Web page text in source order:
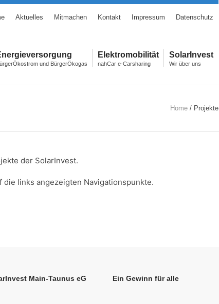
Aktuelles Mitmachen Kontakt Impressum Datenschutz
und BürgerÖkogas
Elektromobilität
nahCar e-Carsharing
SolarInvest
Wir über uns
Home / Projekte
der SolarInvest.
links angezeigten Navigationspunkte.
Main-Taunus eG Ein Gewinn für alle